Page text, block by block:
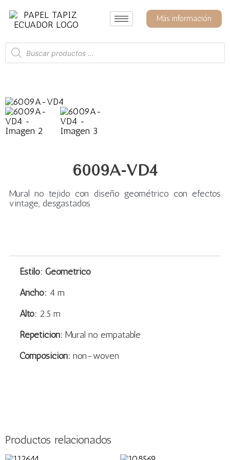
contenido
Más información
Búsqueda
de
productos
6009A-VD4
Mural no tejido con diseño geométrico con efectos
vintage, desgastados
Estilo: Geométrico
Ancho: 4 m
Alto: 2.5 m
Repetición: Mural no empatable
Composición: non-woven
Productos relacionados